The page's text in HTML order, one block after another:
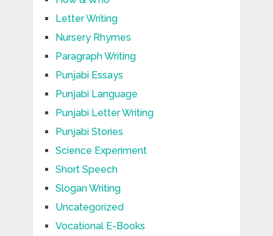
Letter Writing
Nursery Rhymes
Paragraph Writing
Punjabi Essays
Punjabi Language
Punjabi Letter Writing
Punjabi Stories
Science Experiment
Short Speech
Slogan Writing
Uncategorized
Vocational E-Books